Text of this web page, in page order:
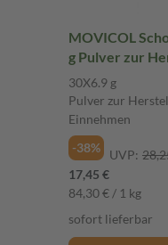
MOVICOL
g Pulver zur
zum Einnehmen
30X6.9 g
Pulver zur
Einnehmen
-38%
UVP:
17,45 €
84,30 € / 1 kg
sofort lieferbar